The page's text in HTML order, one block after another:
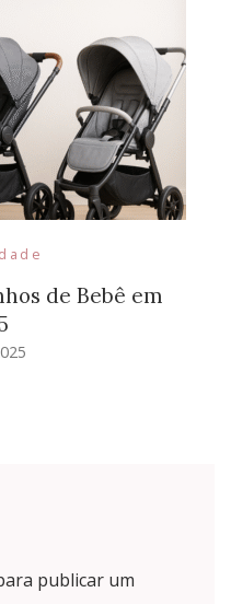
de Bebê em
publicar um